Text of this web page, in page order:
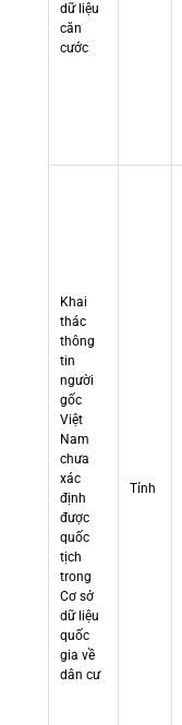
dữ liệu
căn
cước
Khai
thác
thông
tin
người
gốc
Việt
Nam
chưa
xác
định
được
quốc
tịch
trong
Cơ sở
dữ liệu
quốc
gia về
dân cư
Tỉnh